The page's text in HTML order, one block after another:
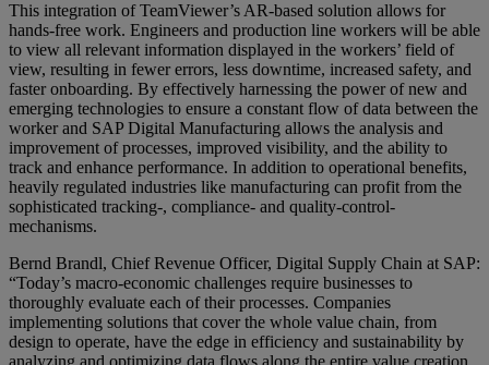
This integration of TeamViewer’s AR-based solution allows for
hands-free work. Engineers and production line workers will be able
to view all relevant information displayed in the workers’ field of
view, resulting in fewer errors, less downtime, increased safety, and
faster onboarding. By effectively harnessing the power of new and
emerging technologies to ensure a constant flow of data between the
worker and SAP Digital Manufacturing allows the analysis and
improvement of processes, improved visibility, and the ability to
track and enhance performance. In addition to operational benefits,
heavily regulated industries like manufacturing can profit from the
sophisticated tracking-, compliance- and quality-control-
mechanisms.
Bernd Brandl, Chief Revenue Officer, Digital Supply Chain at SAP:
“Today’s macro-economic challenges require businesses to
thoroughly evaluate each of their processes. Companies
implementing solutions that cover the whole value chain, from
design to operate, have the edge in efficiency and sustainability by